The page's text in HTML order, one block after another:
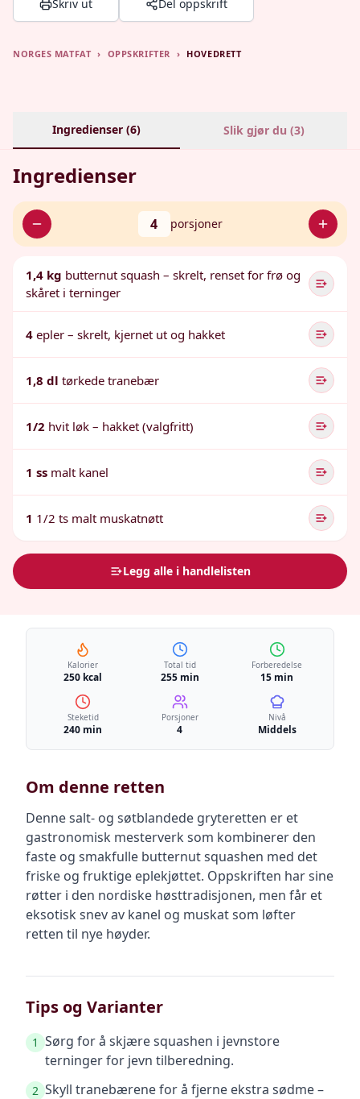
Skriv ut Del oppskrift
NORGES MATFAT › OPPSKRIFTER › HOVEDRETT
Ingredienser (6) Slik gjør du (3)
Ingredienser
4 porsjoner
1,4 kg butternut squash – skrelt, renset for frø og
skåret i terninger
4 epler – skrelt, kjernet ut og hakket
1,8 dl tørkede tranebær
1/2 hvit løk – hakket (valgfritt)
1 ss malt kanel
1 1/2 ts malt muskatnøtt
Legg alle i handlelisten
Kalorier
250 kcal
Total tid
255 min
Forberedelse
15 min
Steketid
240 min
Porsjoner
4
Nivå
Middels
Om denne retten
Denne salt- og søtblandede gryteretten er et
gastronomisk mesterverk som kombinerer den
faste og smakfulle butternut squashen med det
friske og fruktige eplekjøttet. Oppskriften har sine
røtter i den nordiske høsttradisjonen, men får et
eksotisk snev av kanel og muskat som løfter
retten til nye høyder.
Tips og Varianter
1 Sørg for å skjære squashen i jevnstore
terninger for jevn tilberedning.
2 Skyll tranebærene for å fjerne ekstra sødme –